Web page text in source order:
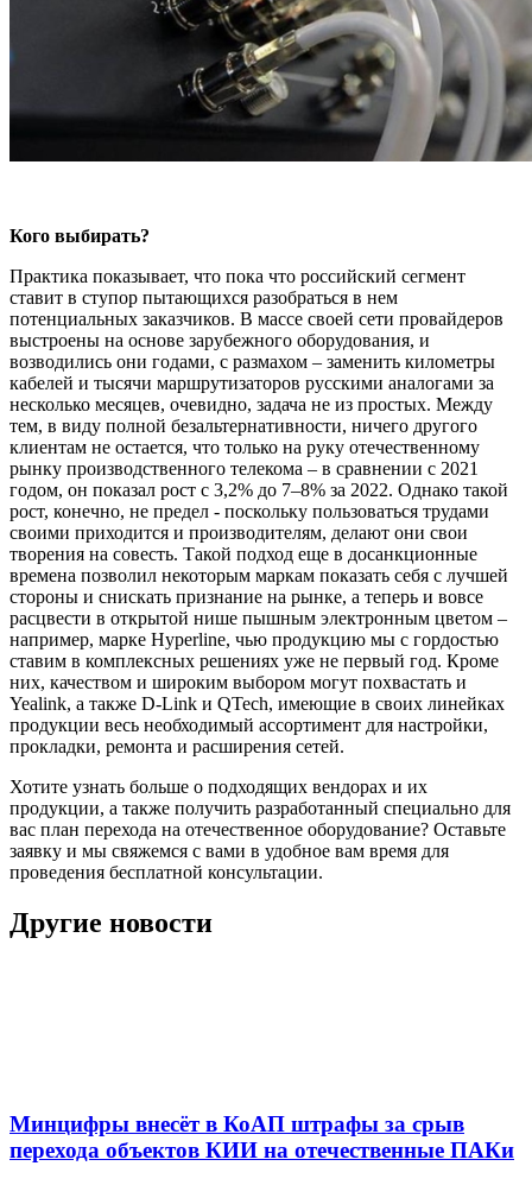
Кого выбирать?
Практика показывает, что пока что российский сегмент
ставит в ступор пытающихся разобраться в нем
потенциальных заказчиков. В массе своей сети провайдеров
выстроены на основе зарубежного оборудования, и
возводились они годами, с размахом – заменить километры
кабелей и тысячи маршрутизаторов русскими аналогами за
несколько месяцев, очевидно, задача не из простых. Между
тем, в виду полной безальтернативности, ничего другого
клиентам не остается, что только на руку отечественному
рынку производственного телекома – в сравнении с 2021
годом, он показал рост с 3,2% до 7–8% за 2022. Однако такой
рост, конечно, не предел - поскольку пользоваться трудами
своими приходится и производителям, делают они свои
творения на совесть. Такой подход еще в досанкционные
времена позволил некоторым маркам показать себя с лучшей
стороны и снискать признание на рынке, а теперь и вовсе
расцвести в открытой нише пышным электронным цветом –
например, марке Hyperline, чью продукцию мы с гордостью
ставим в комплексных решениях уже не первый год. Кроме
них, качеством и широким выбором могут похвастать и
Yealink, а также D-Link и QTech, имеющие в своих линейках
продукции весь необходимый ассортимент для настройки,
прокладки, ремонта и расширения сетей.
Хотите узнать больше о подходящих вендорах и их
продукции, а также получить разработанный специально для
вас план перехода на отечественное оборудование? Оставьте
заявку и мы свяжемся с вами в удобное вам время для
проведения бесплатной консультации.
Другие новости
Минцифры внесёт в КоАП штрафы за срыв
перехода объектов КИИ на отечественные ПАКи